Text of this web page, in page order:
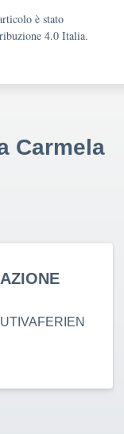
è stato
4.0 Italia.
Carmela